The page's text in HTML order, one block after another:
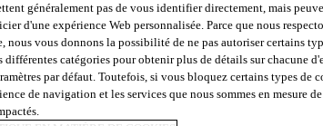
Parois &
Balcons
Sols
Collage &
Jointoiement
de pénétrations SikaSeal®-629 Fire Wrap+
généralement pas de vous identifier directement, mais
d'une expérience Web personnalisée. Parce que nous
nous vous donnons la possibilité de ne pas autoriser certains
différentes catégories pour obtenir plus de détails sur chacune
par défaut. Toutefois, si vous bloquez certains types de
de navigation et les services que nous sommes en mesure